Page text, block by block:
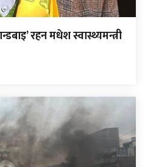
रहन मधेश स्वास्थ्यमन्त्री